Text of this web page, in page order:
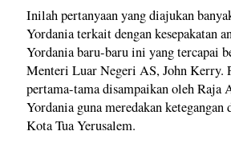
Inilah pertanyaan yang diajukan
Yordania terkait dengan kesepakatan
Yordania baru-baru ini yang tercapai
Menteri Luar Negeri AS, John Kerry.
pertama-tama disampaikan oleh Raja
Yordania guna meredakan
Kota Tua Yerusalem.